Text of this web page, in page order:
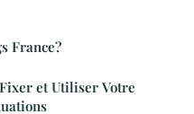
France?
et Utiliser Votre